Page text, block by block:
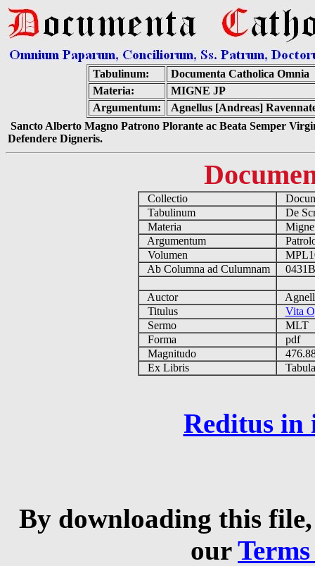
Tabulinum:
Documenta Catholica Omnia
Materia:
MIGNE JP
Argumentum:
Agnellus [Andreas]
Sancto Alberto Magno Patrono Plorante ac Beata Semper
Defendere Digneris.
Collectio
Tabulinum
De
Materia
Argumentum
Volumen
Ab Columna ad Culumnam
Auctor
Titulus
Vita
Sermo
MLT
Forma
pdf
Magnitudo
Ex Libris
Reditus in
By downloading this
our